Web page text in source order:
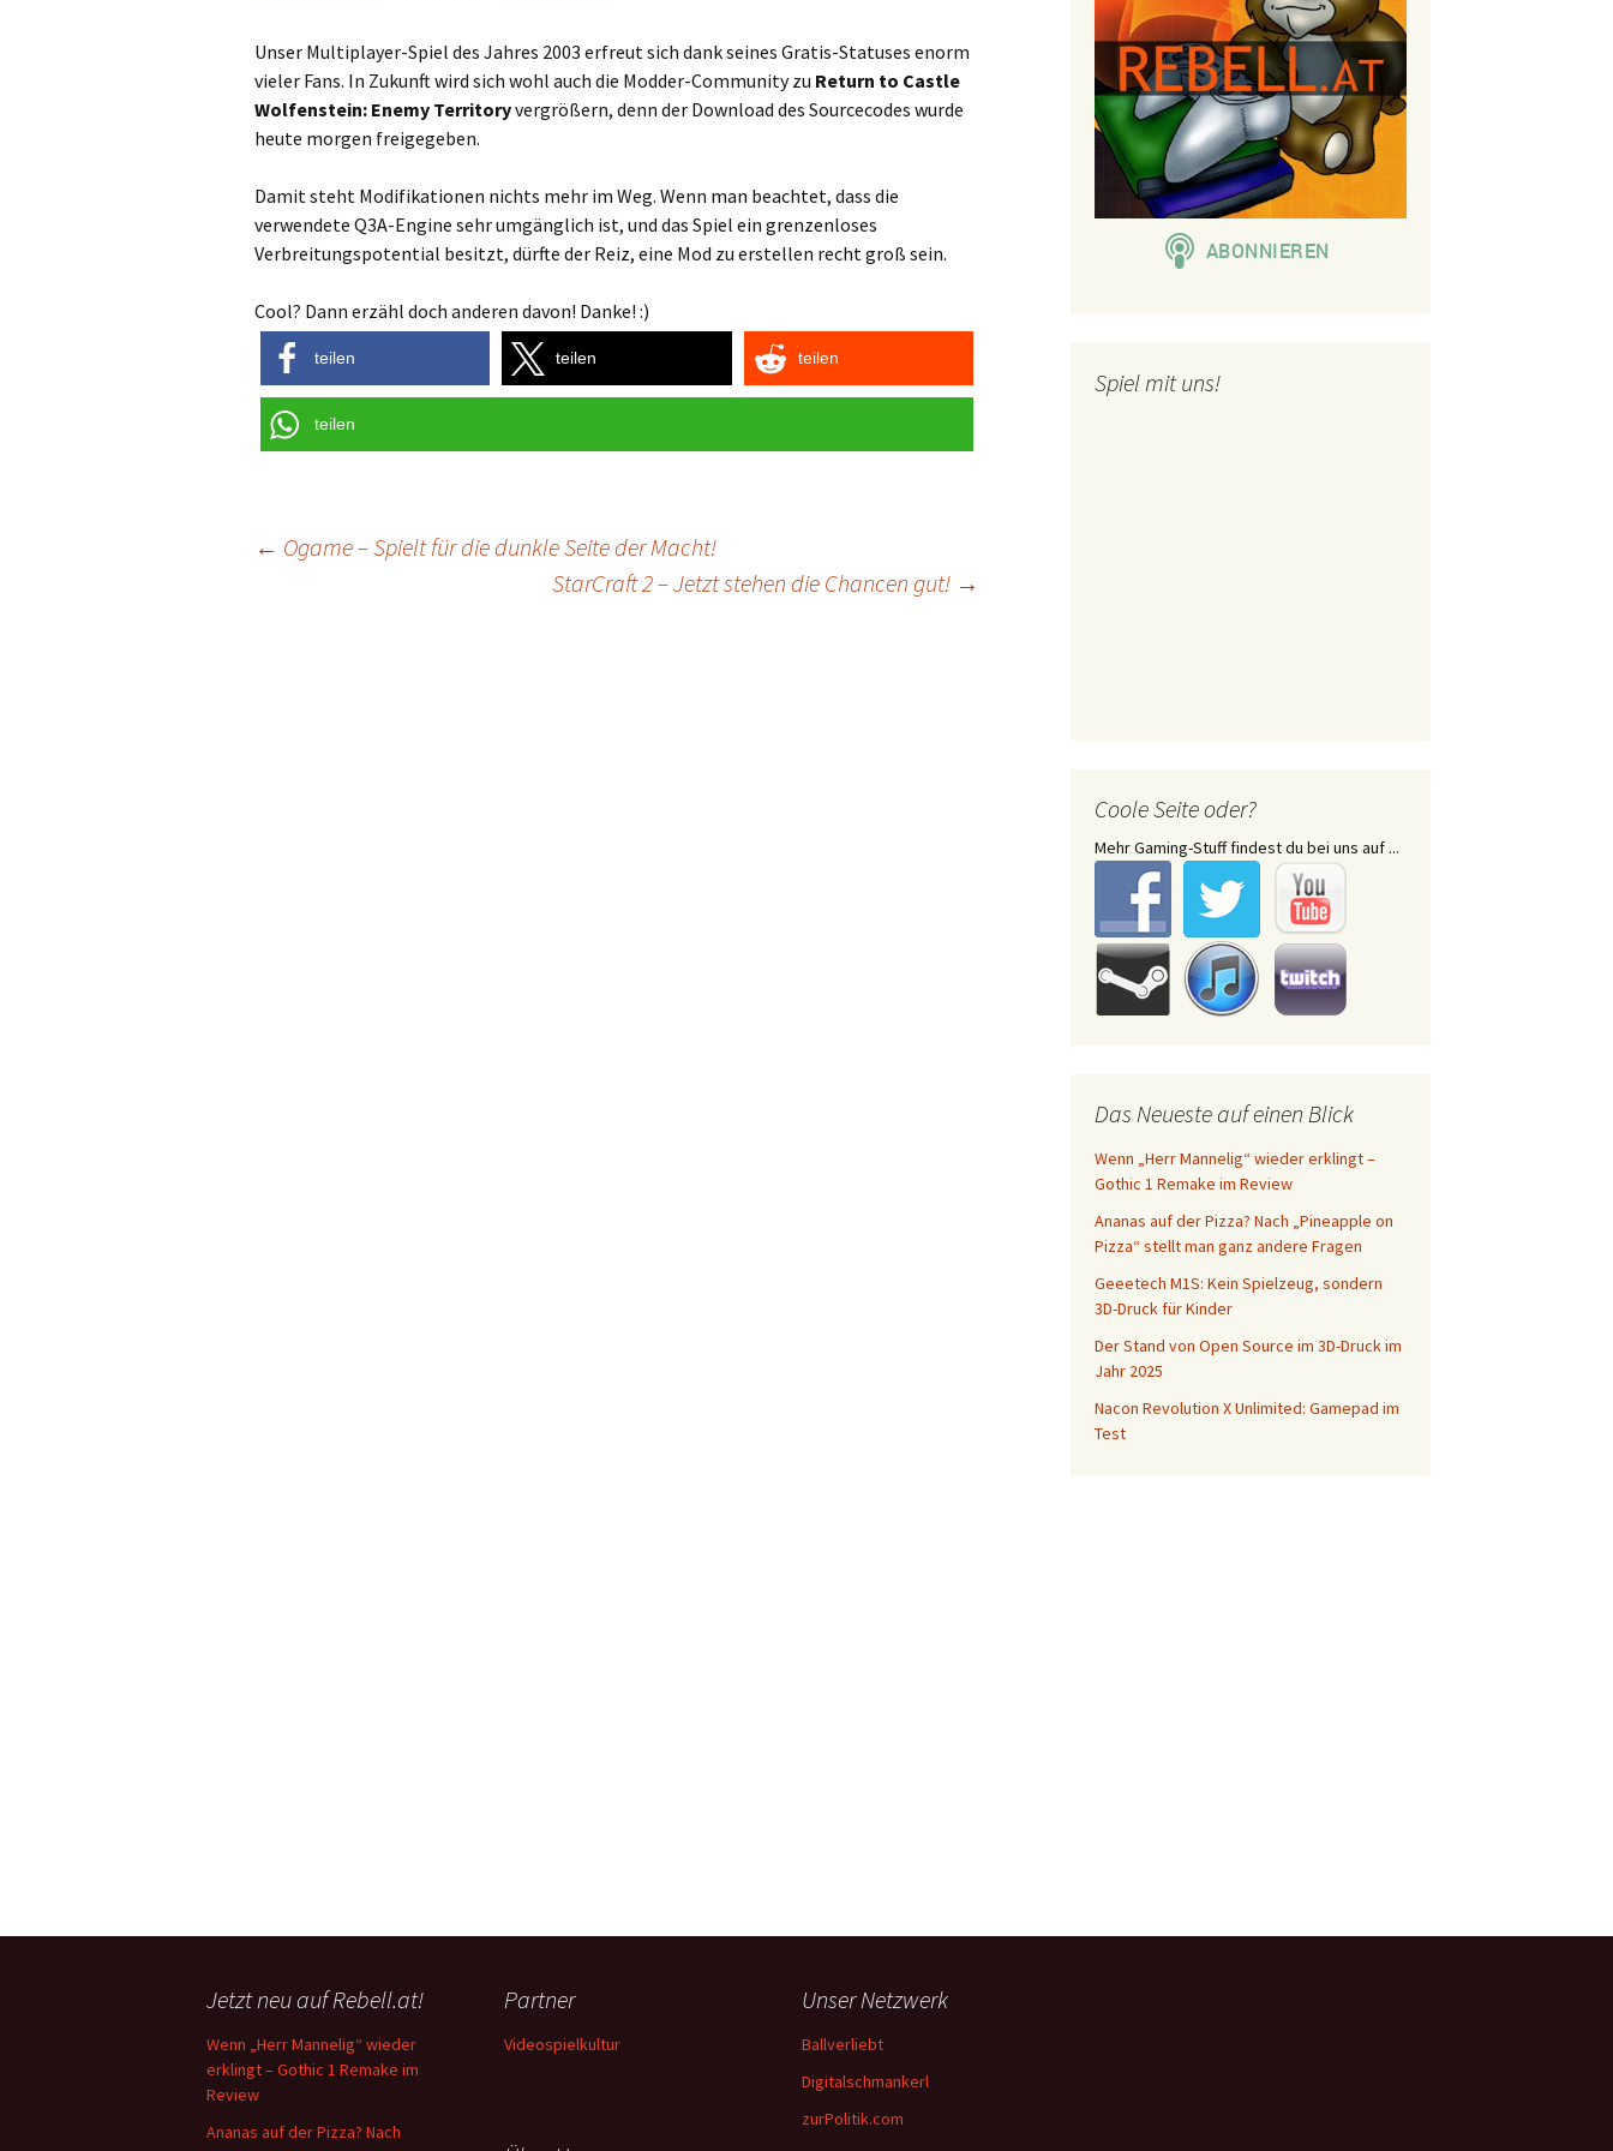
Unser Multiplayer-Spiel des Jahres 2003 erfreut sich dank seines Gratis-Statuses enorm
vieler Fans. In Zukunft wird sich wohl auch die Modder-Community zu Return to Castle
Wolfenstein: Enemy Territoryvergrößern, denn der Download des Sourcecodes wurde
heute morgen freigegeben.
Damit steht Modifikationen nichts mehr im Weg. Wenn man beachtet, dass die
verwendete Q3A-Engine sehr umgänglich ist, und das Spiel ein grenzenloses
Verbreitungspotential besitzt, dürfte der Reiz, eine Mod zu erstellen recht groß sein.
Cool? Dann erzähl doch anderen davon! Danke! :)
teilen teilen teilen
teilen
← Ogame – Spielt für die dunkle Seite der Macht!
StarCraft 2 – Jetzt stehen die Chancen gut! →
Spiel mit uns!
Coole Seite oder?
Mehr Gaming-Stuff findest du bei uns auf ...
Das Neueste auf einen Blick
Wenn „Herr Mannelig“ wieder erklingt –
Gothic 1 Remake im Review
Ananas auf der Pizza? Nach „Pineapple on
Pizza“ stellt man ganz andere Fragen
Geeetech M1S: Kein Spielzeug, sondern
3D-Druck für Kinder
Der Stand von Open Source im 3D-Druck im
Jahr 2025
Nacon Revolution X Unlimited: Gamepad im
Test
Jetzt neu auf Rebell.at!
Wenn „Herr Mannelig“ wieder
erklingt – Gothic 1 Remake im
Review
Ananas auf der Pizza? Nach
Partner
Videospielkultur
Unser Netzwerk
Ballverliebt
Digitalschmankerl
zurPolitik.com